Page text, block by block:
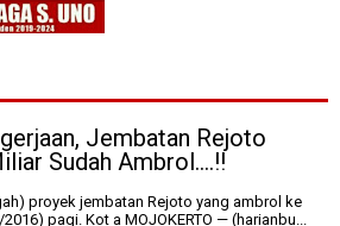
Jembatan Rejoto
Sudah Ambrol....!!
proyek jembatan Rejoto yang ambrol ke
pagi. Kot a MOJOKERTO — (harianbu...